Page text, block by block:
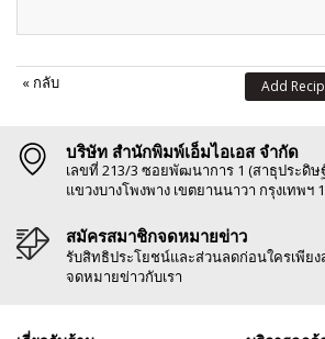
« กลับ Add
บริษัท สำนักพิมพ์เอ็มไอเอส จำกัด
เลขที่ 213/3 ซอยพัฒนาการ 1 (สาธุประดิษ
แขวงบางโพงพาง เขตยานนาวา กรุงเทพฯ
สมัครสมาชิกจดหมายข่าว
รับสิทธิประโยชน์และส่วนลดก่อนใครเพีย
จดหมายข่าวกับเรา